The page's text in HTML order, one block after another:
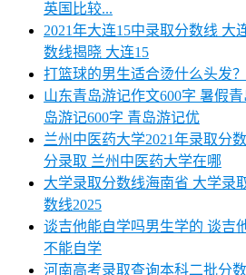
英国比较...
2021年大连15中录取分数线 大
数线揭晓 大连15
打篮球的男生适合烫什么头发
山东青岛游记作文600字 暑假
岛游记600字 青岛游记优
兰州中医药大学2021年录取分
分录取 兰州中医药大学在哪
大学录取分数线海南省 大学录
数线2025
谈吉他能自学吗男生学的 谈吉
不能自学
河南高考录取查询本科二批分